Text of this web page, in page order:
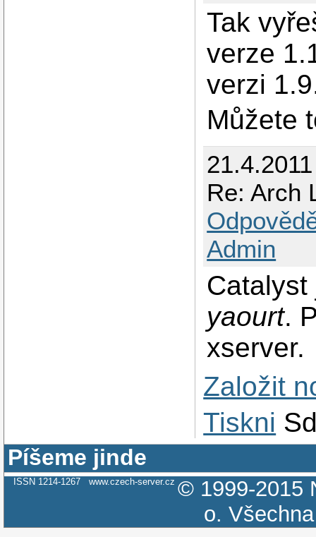
Tak
verze
verzi
Můžete
Re: Arch
Admin
yaourt.
xserver.
Založit
Tiskni
Píšeme jinde
ISSN 1214-1267 www.czech-server.cz © 1999-2015
o.